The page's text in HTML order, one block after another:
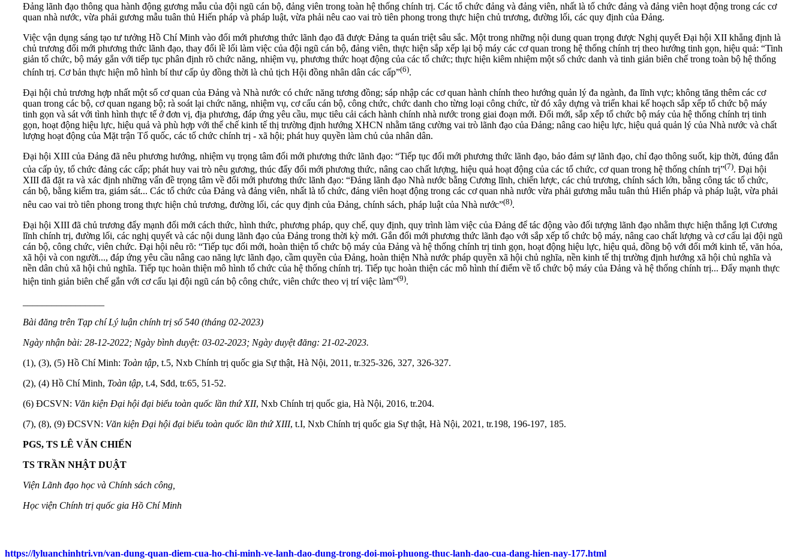
Đảng lãnh đạo thông qua hành động gương mẫu của đội ngũ cán bộ, đảng viên trong toàn hệ thống chính trị. Các tổ chức đảng và đảng viên, nhất là tổ chức đảng và đảng viên hoạt động trong các cơ
quan nhà nước, vừa phải gương mẫu tuân thủ Hiến pháp và pháp luật, vừa phải nêu cao vai trò tiên phong trong thực hiện chủ trương, đường lối, các quy định của Đảng.
Việc vận dụng sáng tạo tư tưởng Hồ Chí Minh vào đổi mới phương thức lãnh đạo đã được Đảng ta quán triệt sâu sắc. Một trong những nội dung quan trọng được Nghị quyết Đại hội XII khẳng định là
chủ trương đổi mới phương thức lãnh đạo, thay đổi lề lối làm việc của đội ngũ cán bộ, đảng viên, thực hiện sắp xếp lại bộ máy các cơ quan trong hệ thống chính trị theo hướng tinh gọn, hiệu quả: “Tinh
giản tổ chức, bộ máy gắn với tiếp tục phân định rõ chức năng, nhiệm vụ, phương thức hoạt động của các tổ chức; thực hiện kiêm nhiệm một số chức danh và tinh giản biên chế trong toàn bộ hệ thống
chính trị. Cơ bản thực hiện mô hình bí thư cấp ủy đồng thời là chủ tịch Hội đồng nhân dân các cấp”(6).
Đại hội chủ trương hợp nhất một số cơ quan của Đảng và Nhà nước có chức năng tương đồng; sáp nhập các cơ quan hành chính theo hướng quản lý đa ngành, đa lĩnh vực; không tăng thêm các cơ
quan trong các bộ, cơ quan ngang bộ; rà soát lại chức năng, nhiệm vụ, cơ cấu cán bộ, công chức, chức danh cho từng loại công chức, từ đó xây dựng và triển khai kế hoạch sắp xếp tổ chức bộ máy
tinh gọn và sát với tình hình thực tế ở đơn vị, địa phương, đáp ứng yêu cầu, mục tiêu cải cách hành chính nhà nước trong giai đoạn mới. Đổi mới, sắp xếp tổ chức bộ máy của hệ thống chính trị tinh
gọn, hoạt động hiệu lực, hiệu quả và phù hợp với thể chế kinh tế thị trường định hướng XHCN nhằm tăng cường vai trò lãnh đạo của Đảng; nâng cao hiệu lực, hiệu quả quản lý của Nhà nước và chất
lượng hoạt động của Mặt trận Tổ quốc, các tổ chức chính trị - xã hội; phát huy quyền làm chủ của nhân dân.
Đại hội XIII của Đảng đã nêu phương hướng, nhiệm vụ trọng tâm đổi mới phương thức lãnh đạo: “Tiếp tục đổi mới phương thức lãnh đạo, bảo đảm sự lãnh đạo, chỉ đạo thông suốt, kịp thời, đúng đắn
của cấp ủy, tổ chức đảng các cấp; phát huy vai trò nêu gương, thúc đẩy đổi mới phương thức, nâng cao chất lượng, hiệu quả hoạt động của các tổ chức, cơ quan trong hệ thống chính trị”(7). Đại hội
XIII đã đặt ra và xác định những vấn đề trọng tâm về đổi mới phương thức lãnh đạo: “Đảng lãnh đạo Nhà nước bằng Cương lĩnh, chiến lược, các chủ trương, chính sách lớn, bằng công tác tổ chức,
cán bộ, bằng kiểm tra, giám sát... Các tổ chức của Đảng và đảng viên, nhất là tổ chức, đảng viên hoạt động trong các cơ quan nhà nước vừa phải gương mẫu tuân thủ Hiến pháp và pháp luật, vừa phải
nêu cao vai trò tiên phong trong thực hiện chủ trương, đường lối, các quy định của Đảng, chính sách, pháp luật của Nhà nước”(8).
Đại hội XIII đã chủ trương đẩy mạnh đổi mới cách thức, hình thức, phương pháp, quy chế, quy định, quy trình làm việc của Đảng để tác động vào đối tượng lãnh đạo nhằm thực hiện thắng lợi Cương
lĩnh chính trị, đường lối, các nghị quyết và các nội dung lãnh đạo của Đảng trong thời kỳ mới. Gắn đổi mới phương thức lãnh đạo với sắp xếp tổ chức bộ máy, nâng cao chất lượng và cơ cấu lại đội ngũ
cán bộ, công chức, viên chức. Đại hội nêu rõ: “Tiếp tục đổi mới, hoàn thiện tổ chức bộ máy của Đảng và hệ thống chính trị tinh gọn, hoạt động hiệu lực, hiệu quả, đồng bộ với đổi mới kinh tế, văn hóa,
xã hội và con người..., đáp ứng yêu cầu nâng cao năng lực lãnh đạo, cầm quyền của Đảng, hoàn thiện Nhà nước pháp quyền xã hội chủ nghĩa, nền kinh tế thị trường định hướng xã hội chủ nghĩa và
nền dân chủ xã hội chủ nghĩa. Tiếp tục hoàn thiện mô hình tổ chức của hệ thống chính trị. Tiếp tục hoàn thiện các mô hình thí điểm về tổ chức bộ máy của Đảng và hệ thống chính trị... Đẩy mạnh thực
hiện tinh giản biên chế gắn với cơ cấu lại đội ngũ cán bộ công chức, viên chức theo vị trí việc làm”(9).
Bài đăng trên Tạp chí Lý luận chính trị số 540 (tháng 02-2023)
Ngày nhận bài: 28-12-2022; Ngày bình duyệt: 03-02-2023; Ngày duyệt đăng: 21-02-2023.
(1), (3), (5) Hồ Chí Minh: Toàn tập, t.5, Nxb Chính trị quốc gia Sự thật, Hà Nội, 2011, tr.325-326, 327, 326-327.
(2), (4) Hồ Chí Minh, Toàn tập, t.4, Sđd, tr.65, 51-52.
(6) ĐCSVN: Văn kiện Đại hội đại biểu toàn quốc lần thứ XII, Nxb Chính trị quốc gia, Hà Nội, 2016, tr.204.
(7), (8), (9) ĐCSVN: Văn kiện Đại hội đại biểu toàn quốc lần thứ XIII, t.I, Nxb Chính trị quốc gia Sự thật, Hà Nội, 2021, tr.198, 196-197, 185.
PGS, TS LÊ VĂN CHIẾN
TS TRẦN NHẬT DUẬT
Viện Lãnh đạo học và Chính sách công,
Học viện Chính trị quốc gia Hồ Chí Minh
https://lyluanchinhtri.vn/van-dung-quan-diem-cua-ho-chi-minh-ve-lanh-dao-dung-trong-doi-moi-phuong-thuc-lanh-dao-cua-dang-hien-nay-177.html